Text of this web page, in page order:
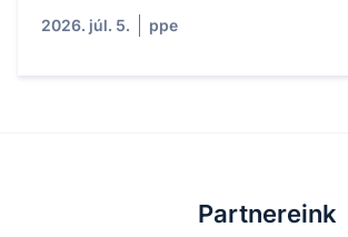
2026. júl. 5. ppe
Partnereink